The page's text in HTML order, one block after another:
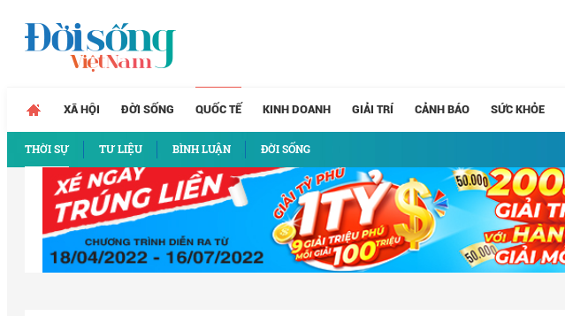
XÃ HỘI ĐỜI SỐNG QUỐC TẾ
THỜI SỰ TƯ LIỆU BÌNH LUẬN ĐỜI SỐNG
KINH DOANH GIẢI TRÍ CẢNH BÁO SỨC KHỎE